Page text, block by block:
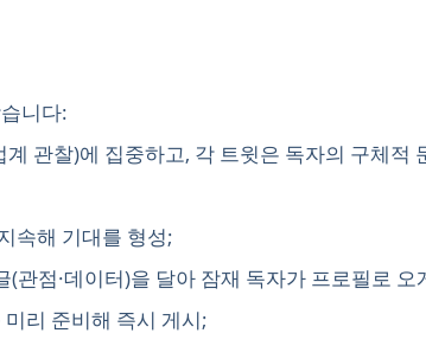
니다:
관찰)에 집중하고, 각 트윗은 독자의 구체적
속해 기대를 형성;
관점·데이터)을 달아 잠재 독자가 프로필로 오
리 준비해 즉시 게시;